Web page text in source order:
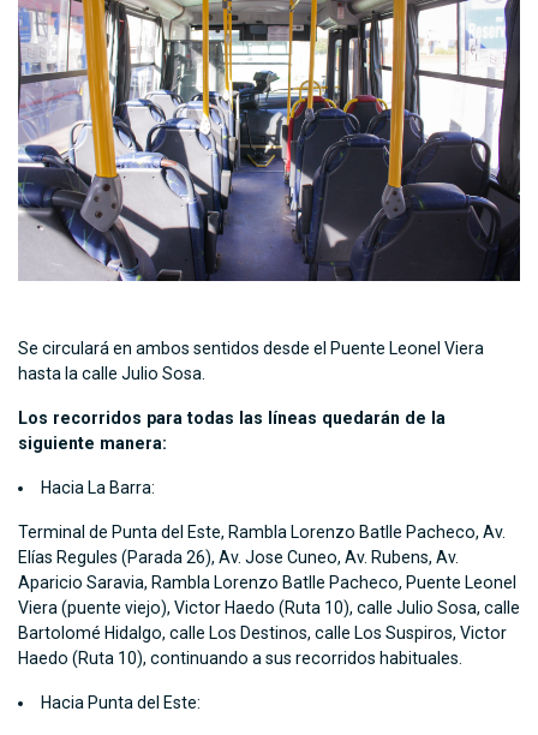
Se circulará en ambos sentidos desde el Puente Leonel Viera
hasta la calle Julio Sosa.
Los recorridos para todas las líneas quedarán de la
siguiente manera:
Hacia La Barra:
Terminal de Punta del Este, Rambla Lorenzo Batlle Pacheco, Av.
Elías Regules (Parada 26), Av. Jose Cuneo, Av. Rubens, Av.
Aparicio Saravia, Rambla Lorenzo Batlle Pacheco, Puente Leonel
Viera (puente viejo), Victor Haedo (Ruta 10), calle Julio Sosa, calle
Bartolomé Hidalgo, calle Los Destinos, calle Los Suspiros, Victor
Haedo (Ruta 10), continuando a sus recorridos habituales.
Hacia Punta del Este: